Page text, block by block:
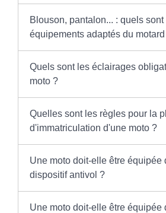
Blouson, pantalon... : quels sont
équipements adaptés du
Quels sont les éclairages
moto ?
Quelles sont les règles pour la
d'immatriculation d'une moto ?
Une moto doit-elle être équipée
dispositif antivol ?
Une moto doit-elle être équipée